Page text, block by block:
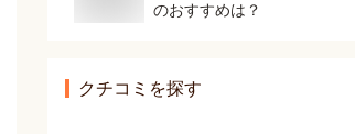
のおすすめは？
クチコミを探す